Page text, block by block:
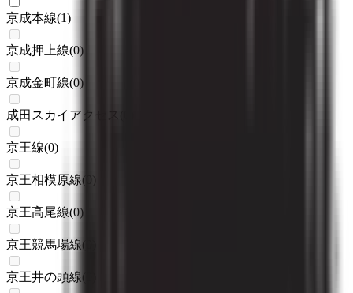
京成本線(1)
京成押上線(0)
京成金町線(0)
成田スカイアクセス
京王線(0)
京王相模原線( )
京王高尾線(0)
京王競馬場線(
京王井の頭線(